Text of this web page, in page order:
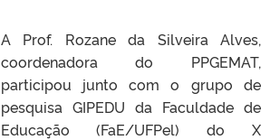
A Prof. Rozane da Silveira Alves,
coordenadora do PPGEMAT,
participou junto com o grupo de
pesquisa GIPEDU da Faculdade de
Educação (FaE/UFPel) do X